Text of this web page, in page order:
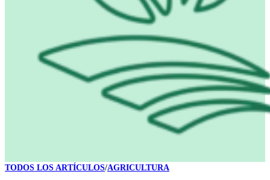
TODOS LOS ARTÍCULOS/AGRICULTURA